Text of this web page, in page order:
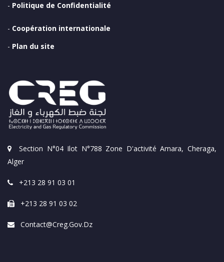
Section N°04 Ilot N°788 Zone D'activité Amara, Cheraga,
Alger
+213 28 91 03 01
+213 28 91 03 02
Contact@creg.gov.dz
- Politique de Confidentialité
- Coopération internationale
- Plan du site